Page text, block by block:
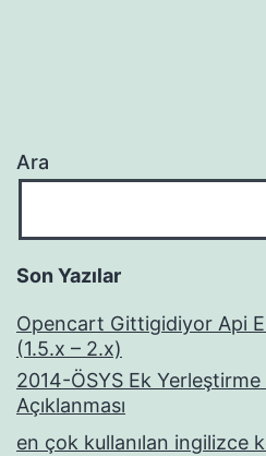
Ara
Son Yazılar
Opencart Gittigidiyor Api
(1.5.x – 2.x)
2014-ÖSYS Ek Yerleştirme
Açıklanması
en çok kullanılan ingilizce